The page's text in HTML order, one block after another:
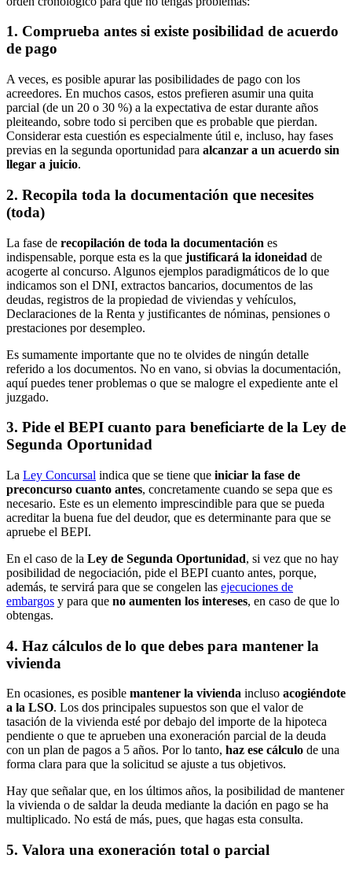
1. Comprueba antes si existe posibilidad de acuerdo
de pago
A veces, es posible apurar las posibilidades de pago con los
acreedores. En muchos casos, estos prefieren asumir una quita
parcial (de un 20 o 30 %) a la expectativa de estar durante años
pleiteando, sobre todo si perciben que es probable que pierdan.
Considerar esta cuestión es especialmente útil e, incluso, hay fases
previas en la segunda oportunidad para alcanzar a un acuerdo sin
llegar a juicio.
2. Recopila toda la documentación que necesites
(toda)
La fase de recopilación de toda la documentación es
indispensable, porque esta es la que justificará la idoneidad de
acogerte al concurso. Algunos ejemplos paradigmáticos de lo que
indicamos son el DNI, extractos bancarios, documentos de las
deudas, registros de la propiedad de viviendas y vehículos,
Declaraciones de la Renta y justificantes de nóminas, pensiones o
prestaciones por desempleo.
Es sumamente importante que no te olvides de ningún detalle
referido a los documentos. No en vano, si obvias la documentación,
aquí puedes tener problemas o que se malogre el expediente ante el
juzgado.
3. Pide el BEPI cuanto para beneficiarte de la Ley de
Segunda Oportunidad
La Ley Concursal indica que se tiene que iniciar la fase de
preconcurso cuanto antes, concretamente cuando se sepa que es
necesario. Este es un elemento imprescindible para que se pueda
acreditar la buena fue del deudor, que es determinante para que se
apruebe el BEPI.
En el caso de la Ley de Segunda Oportunidad, si vez que no hay
posibilidad de negociación, pide el BEPI cuanto antes, porque,
además, te servirá para que se congelen las ejecuciones de
embargos y para que no aumenten los intereses, en caso de que lo
obtengas.
4. Haz cálculos de lo que debes para mantener la
vivienda
En ocasiones, es posible mantener la vivienda incluso acogiéndote
a la LSO. Los dos principales supuestos son que el valor de
tasación de la vivienda esté por debajo del importe de la hipoteca
pendiente o que te aprueben una exoneración parcial de la deuda
con un plan de pagos a 5 años. Por lo tanto, haz ese cálculo de una
forma clara para que la solicitud se ajuste a tus objetivos.
Hay que señalar que, en los últimos años, la posibilidad de mantener
la vivienda o de saldar la deuda mediante la dación en pago se ha
multiplicado. No está de más, pues, que hagas esta consulta.
5. Valora una exoneración total o parcial